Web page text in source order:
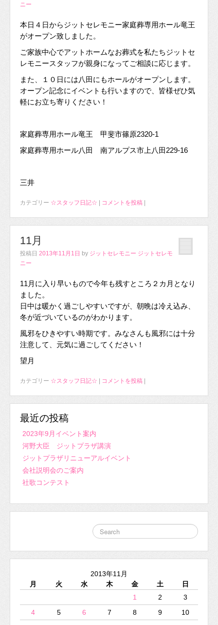
ニー
本日４日からジットセレモニー家庭葬専用ホール竜王
がオープン致しました。
ご家族中心でアットホームなお葬式を私たちジットセ
レモニースタッフが親身になってご相談に応じます。
また、１０日には八田にもホールがオープンします。
オープン記念にイベントも行いますので、皆様ぜひ気
軽にお立ち寄りください！
家庭葬専用ホール竜王 甲斐市篠原2320-1
家庭葬専用ホール八田 南アルプス市上八田229-16
三井
カテゴリー ☆スタッフ日記☆ コメントを投稿
11月
投稿日 2013年11月1日 by ジットセレモニー ジットセレモ
ニー
11月に入り早いもので今年も残すところ２カ月となり
ました。
日中は暖かく過ごしやすいですが、朝晩は冷え込み、
冬が近づいているのがわかります。
風邪をひきやすい時期です。みなさんも風邪には十分
注意して、元気に過ごしてください！
望月
カテゴリー ☆スタッフ日記☆ コメントを投稿
最近の投稿
2023年9月イベント案内
河野大臣 ジットプラザ講演
ジットプラザリニューアルイベント
会社説明会のご案内
社歌コンテスト
2013年11月
月
火 水 木 金 土
日
1
2
3
4
5 6 7 8 9
10